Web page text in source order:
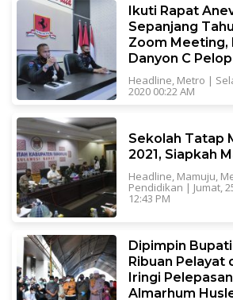
Ikuti Rapat
Sepanjang
Zoom Meeting,
Danyon C
Headline, Metro |
2020 00:22 AM
Sekolah Tatap
2021, Siapkah
Headline, Mamuju,
Pendidikan | Jumat,
12:43 PM
Dipimpin
Ribuan Pelayat
Iringi
Almarhum